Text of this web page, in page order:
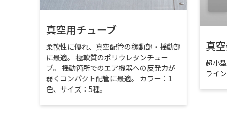
真空用チューブ
柔軟性に優れ、真空配管の稼動部・揺動部
に最適。 極軟質のポリウレタンチュー
ブ。 揺動箇所でのエア機器への反発力が
弱くコンパクト配管に最適。 カラー：1
色、サイズ：5種。
真
超小
ライ